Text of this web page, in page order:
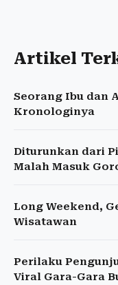
Artikel
Seorang Ibu dan
Kronologinya
Diturunkan dari
Malah Masuk
Long Weekend,
Wisatawan
Perilaku
Viral Gara-Gara